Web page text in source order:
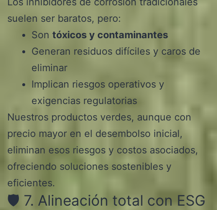
suelen ser baratos, pero:
Son tóxicos y contaminantes
Generan residuos difíciles y caros de
eliminar
Implican riesgos operativos y
exigencias regulatorias
Nuestros productos verdes, aunque con
precio mayor en el desembolso inicial,
eliminan esos riesgos y costos asociados,
ofreciendo soluciones sostenibles y
eficientes.
🛡️ 7. Alineación total con ESG